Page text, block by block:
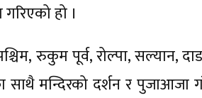
हो ।
रुकुम पूर्व, रोल्पा, सल्यान,
साथै मन्दिरको दर्शन र पुजाआजा